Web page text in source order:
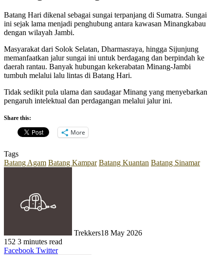
Batang Hari dikenal sebagai sungai terpanjang di Sumatra. Sungai
ini sejak lama menjadi penghubung antara kawasan Minangkabau
dengan wilayah Jambi.
Masyarakat dari Solok Selatan, Dharmasraya, hingga Sijunjung
memanfaatkan jalur sungai ini untuk berdagang dan berpindah ke
daerah rantau. Banyak hubungan kekerabatan Minang-Jambi
tumbuh melalui lalu lintas di Batang Hari.
Tidak sedikit pula ulama dan saudagar Minang yang menyebarkan
pengaruh intelektual dan perdagangan melalui jalur ini.
Share this:
More
Tags
Batang Agam Batang Kampar Batang Kuantan Batang Sinamar
Trekkers18 May 2026
152 3 minutes read
Facebook TwitterLinkedIn
Tumblr
Pinterest
Reddit
VKontakte
Share
Print